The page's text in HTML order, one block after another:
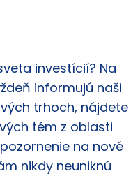
investícií? Na
informujú naši
trhoch, nájdete
tém z oblasti
na nové
nikdy neuniknú